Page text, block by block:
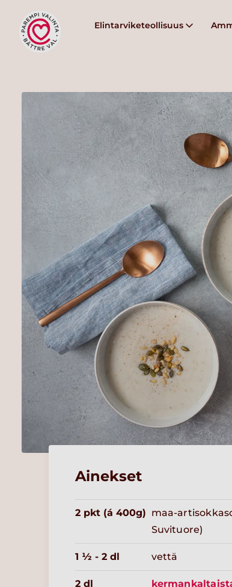
Elintarviketeollisuus
Ainekset
2 pkt (á 400g) maa-
Suvituore)
1 ½ - 2 dl vettä
2 dl